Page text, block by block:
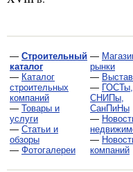
— Строительный
каталог
— Каталог
строительных
компаний
— Товары и
услуги
— Статьи и
обзоры
— Фотогалереи
—
рынки
—
— ГОСТы,
СНИПы,
СанПиНы
—
—
компаний